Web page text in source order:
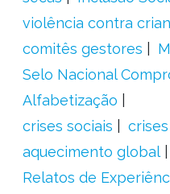
violência contra
comitês gestores
Selo Nacional
Alfabetização
crises sociais
aquecimento global
Relatos de